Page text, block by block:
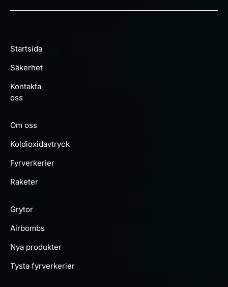
Startsida
Säkerhet
Kontakta
oss
Om oss
Koldioxidavtryck
Fyrverkerier
Raketer
Grytor
Airbombs
Nya produkter
Tysta fyrverkerier